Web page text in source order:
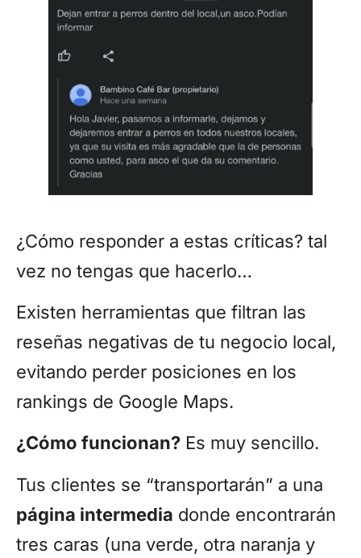
¿Cómo responder a estas críticas? tal
vez no tengas que hacerlo…
Existen herramientas que filtran las
reseñas negativas de tu negocio local,
evitando perder posiciones en los
rankings de Google Maps.
¿Cómo funcionan? Es muy sencillo.
Tus clientes se “transportarán” a una
página intermedia donde encontrarán
tres caras (una verde, otra naranja y